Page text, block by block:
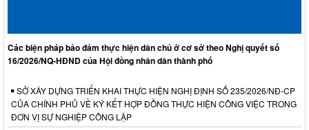
Các biện pháp bảo đảm thực hiện dân chủ ở cơ sở theo Nghị quyết số
16/2026/NQ-HĐND của Hội đồng nhân dân thành phố
SỞ XÂY DỰNG TRIỂN KHAI THỰC HIỆN NGHỊ ĐỊNH SỐ 235/2026/NĐ-CP
CỦA CHÍNH PHỦ VỀ KÝ KẾT HỢP ĐỒNG THỰC HIỆN CÔNG VIỆC TRONG
ĐƠN VỊ SỰ NGHIỆP CÔNG LẬP